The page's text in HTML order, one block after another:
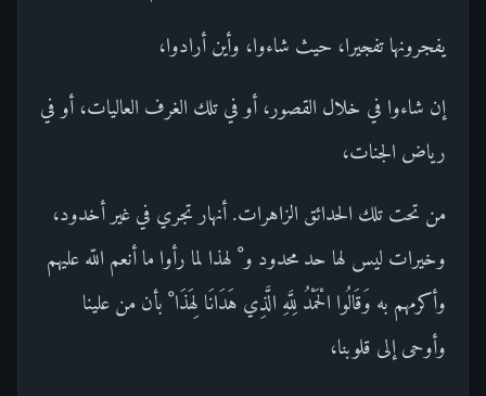
يفجرونها تفجيرا، حيث شاءوا، وأين أرادوا،
إن شاءوا في خلال القصور، أو في تلك الغرف العاليات، أو في
رياض الجنات،
من تحت تلك الحدائق الزاهرات. أنهار تجري في غير أخدود،
وخيرات ليس لها حد محدود و ْ لهذا لما رأوا ما أنعم اللّه عليهم
وأكرمهم به وَقَالُوا الْحَمْدُ لِلَّهِ الَّذِي هَدَانَا لِهَذَا ْ بأن من علينا
وأوحى إلى قلوبنا،